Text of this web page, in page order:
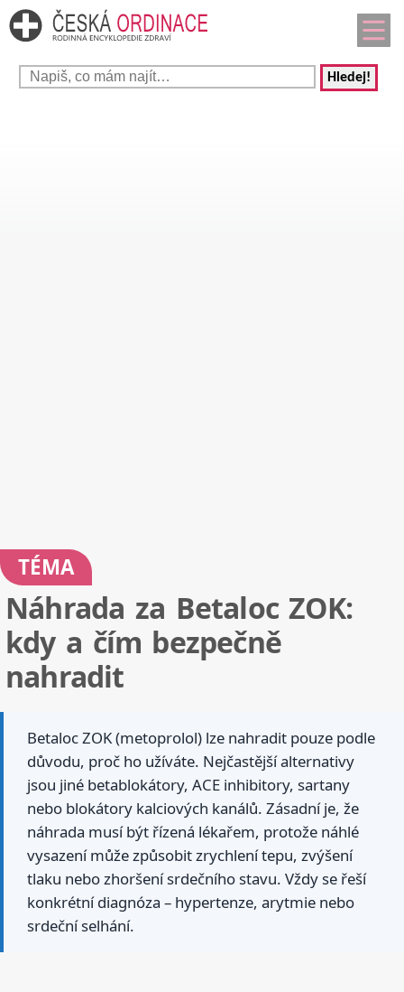
Hledej!
TÉMA
Náhrada za Betaloc ZOK:
kdy a čím bezpečně
nahradit
Betaloc ZOK (metoprolol) lze nahradit pouze podle
důvodu, proč ho užíváte. Nejčastější alternativy
jsou jiné betablokátory, ACE inhibitory, sartany
nebo blokátory kalciových kanálů. Zásadní je, že
náhrada musí být řízená lékařem, protože náhlé
vysazení může způsobit zrychlení tepu, zvýšení
tlaku nebo zhoršení srdečního stavu. Vždy se řeší
konkrétní diagnóza – hypertenze, arytmie nebo
srdeční selhání.